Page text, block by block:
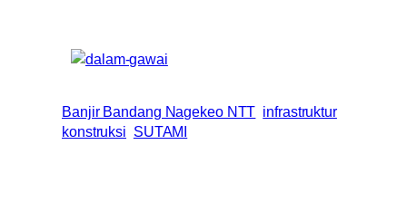
Banjir Bandang Nagekeo NTT infrastruktur
konstruksi SUTAMI